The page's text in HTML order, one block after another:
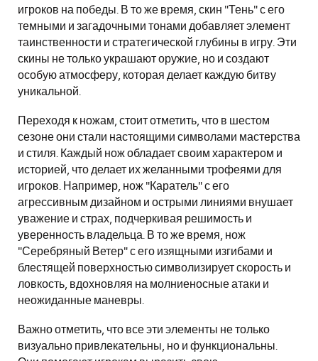
игроков на победы. В то же время, скин "Тень" с его
темными и загадочными тонами добавляет элемент
таинственности и стратегической глубины в игру. Эти
скины не только украшают оружие, но и создают
особую атмосферу, которая делает каждую битву
уникальной.
Переходя к ножам, стоит отметить, что в шестом
сезоне они стали настоящими символами мастерства
и стиля. Каждый нож обладает своим характером и
историей, что делает их желанными трофеями для
игроков. Например, нож "Каратель" с его
агрессивным дизайном и острыми линиями внушает
уважение и страх, подчеркивая решимость и
уверенность владельца. В то же время, нож
"Серебряный Ветер" с его изящными изгибами и
блестящей поверхностью символизирует скорость и
ловкость, вдохновляя на молниеносные атаки и
неожиданные маневры.
Важно отметить, что все эти элементы не только
визуально привлекательны, но и функциональны.